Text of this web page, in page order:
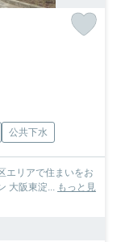
公共下水
エリアで住まいをお
大阪東淀...
もっと見